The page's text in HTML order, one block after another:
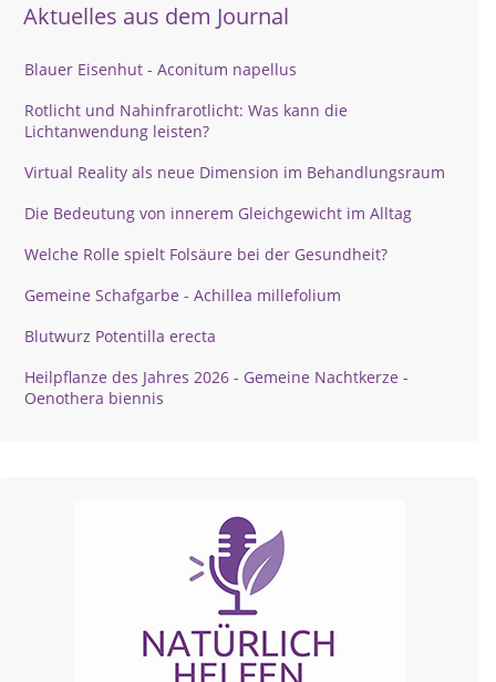
Aktuelles aus dem Journal
Blauer Eisenhut - Aconitum napellus
Rotlicht und Nahinfrarotlicht: Was kann die
Lichtanwendung leisten?
Virtual Reality als neue Dimension im Behandlungsraum
Die Bedeutung von innerem Gleichgewicht im Alltag
Welche Rolle spielt Folsäure bei der Gesundheit?
Gemeine Schafgarbe - Achillea millefolium
Blutwurz Potentilla erecta
Heilpflanze des Jahres 2026 - Gemeine Nachtkerze -
Oenothera biennis